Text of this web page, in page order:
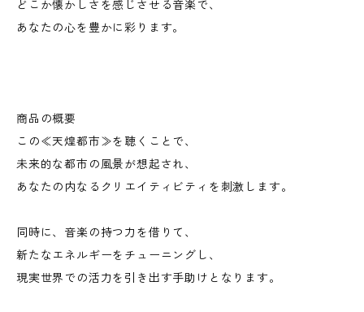
どこか懐かしさを感じさせる音楽で、
あなたの心を豊かに彩ります。
商品の概要
この≪天煌都市≫を聴くことで、
未来的な都市の風景が想起され、
あなたの内なるクリエイティビティを刺激します。
同時に、音楽の持つ力を借りて、
新たなエネルギーをチューニングし、
現実世界での活力を引き出す手助けとなります。